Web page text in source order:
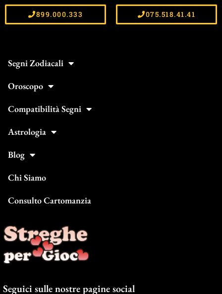
899.000.333 075.518.41.41
Segni Zodiacali
Oroscopo
Compatibilità Segni
Astrologia
Blog
Chi Siamo
Consulto Cartomanzia
Seguici sulle nostre pagine social